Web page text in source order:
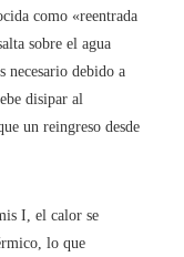
como «reentrada
sobre el agua
necesario debido a
disipar al
un reingreso desde
I, el calor se
lo que